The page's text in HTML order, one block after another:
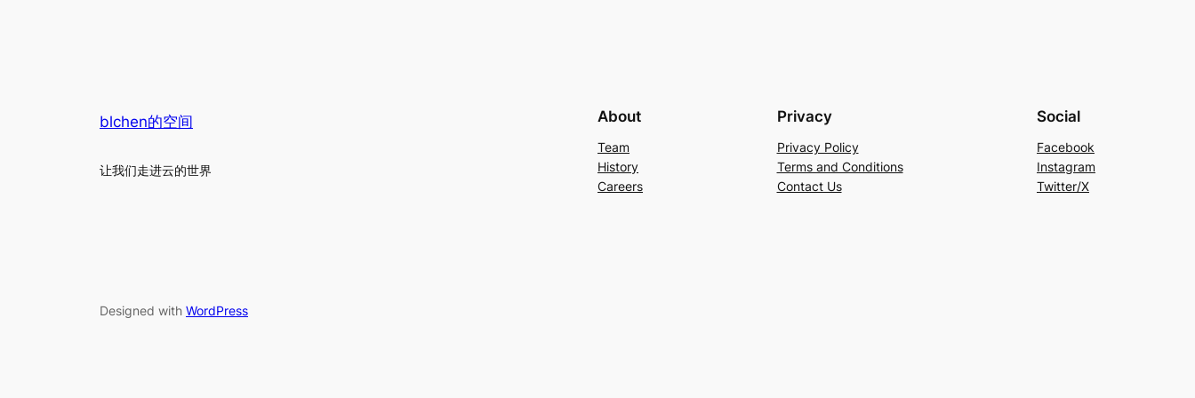
blchen的空间
让我们走进云的世界
About
Team
History
Careers
Privacy
Privacy Policy
Terms and Conditions
Contact Us
Social
Facebook
Instagram
Twitter/X
Designed with WordPress